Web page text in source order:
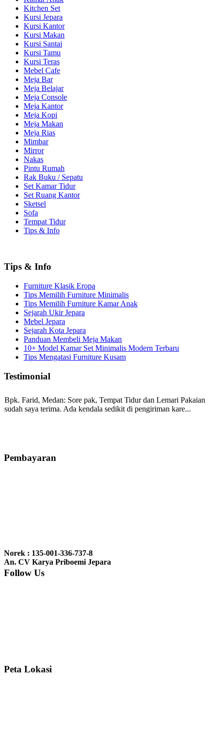
Kitchen Set
Kursi Jepara
Kursi Kantor
Kursi Makan
Kursi Santai
Kursi Tamu
Kursi Teras
Mebel Cafe
Meja Bar
Meja Belajar
Meja Console
Meja Kantor
Meja Kopi
Meja Makan
Meja Rias
Mimbar
Mirror
Nakas
Pintu Rumah
Rak Buku / Sepatu
Set Kamar Tidur
Set Ruang Kantor
Sketsel
Sofa
Tempat Tidur
Tips & Info
Tips & Info
Furniture Klasik Eropa
Tips Memilih Furniture Minimalis
Tips Memilih Furniture Kamar Anak
Sejarah Ukir Jepara
Mebel Jepara
Sejarah Kota Jepara
Panduan Membeli Meja Makan
10+ Model Kamar Set Minimalis Modern Terbaru
Tips Mengatasi Furniture Kusam
Testimonial
Bpk. Farid, Medan: Sore pak, Tempat Tidur dan Lemari Pakaian
sudah saya terima. Ada kendala sedikit di pengiriman kare...
bale2 dan kursi teras saya sudah saya terima dan p...
nyesel deh beli geby...
Pembayaran
Norek : 135-001-336-737-8
An. CV Karya Priboemi Jepara
Follow Us
Peta Lokasi